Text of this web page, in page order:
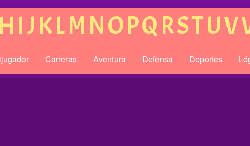
IJ KLMNOPQRSTUV
Carreras Aventura Defensa Deportes